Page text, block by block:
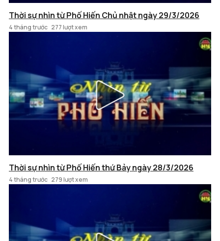
Thời sự nhìn từ Phố Hiến Chủ nhật ngày 29/3/2026
4 tháng trước 277 lượt xem
Thời sự nhìn từ Phố Hiến thứ Bảy ngày 28/3/2026
4 tháng trước 279 lượt xem